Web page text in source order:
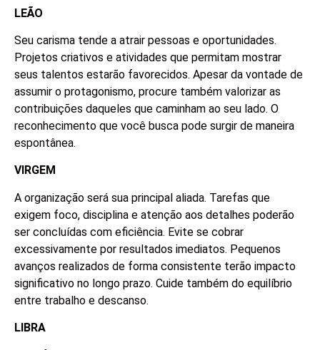
LEÃO
Seu carisma tende a atrair pessoas e oportunidades.
Projetos criativos e atividades que permitam mostrar
seus talentos estarão favorecidos. Apesar da vontade de
assumir o protagonismo, procure também valorizar as
contribuições daqueles que caminham ao seu lado. O
reconhecimento que você busca pode surgir de maneira
espontânea.
VIRGEM
A organização será sua principal aliada. Tarefas que
exigem foco, disciplina e atenção aos detalhes poderão
ser concluídas com eficiência. Evite se cobrar
excessivamente por resultados imediatos. Pequenos
avanços realizados de forma consistente terão impacto
significativo no longo prazo. Cuide também do equilíbrio
entre trabalho e descanso.
LIBRA